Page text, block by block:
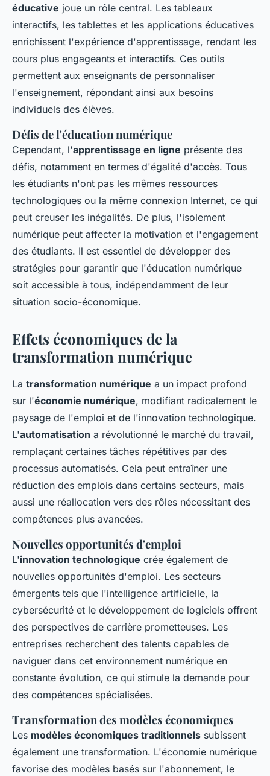
éducative joue un rôle central. Les tableaux
interactifs, les tablettes et les applications éducatives
enrichissent l'expérience d'apprentissage, rendant les
cours plus engageants et interactifs. Ces outils
permettent aux enseignants de personnaliser
l'enseignement, répondant ainsi aux besoins
individuels des élèves.
Défis de l'éducation numérique
Cependant, l'apprentissage en ligne présente des
défis, notamment en termes d'égalité d'accès. Tous
les étudiants n'ont pas les mêmes ressources
technologiques ou la même connexion Internet, ce qui
peut creuser les inégalités. De plus, l'isolement
numérique peut affecter la motivation et l'engagement
des étudiants. Il est essentiel de développer des
stratégies pour garantir que l'éducation numérique
soit accessible à tous, indépendamment de leur
situation socio-économique.
Effets économiques de la
transformation numérique
La transformation numérique a un impact profond
sur l'économie numérique, modifiant radicalement le
paysage de l'emploi et de l'innovation technologique.
L'automatisation a révolutionné le marché du travail,
remplaçant certaines tâches répétitives par des
processus automatisés. Cela peut entraîner une
réduction des emplois dans certains secteurs, mais
aussi une réallocation vers des rôles nécessitant des
compétences plus avancées.
Nouvelles opportunités d'emploi
L'innovation technologique crée également de
nouvelles opportunités d'emploi. Les secteurs
émergents tels que l'intelligence artificielle, la
cybersécurité et le développement de logiciels offrent
des perspectives de carrière prometteuses. Les
entreprises recherchent des talents capables de
naviguer dans cet environnement numérique en
constante évolution, ce qui stimule la demande pour
des compétences spécialisées.
Transformation des modèles économiques
Les modèles économiques traditionnels subissent
également une transformation. L'économie numérique
favorise des modèles basés sur l'abonnement, le